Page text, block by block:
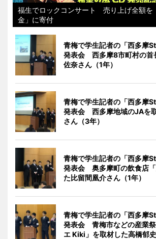
福生でロックコンサート 売り上げ全額を
金」に寄付
青梅で学生記者の「西多摩
発表会 西多摩8市町村の首
佐奈さん（1年）
青梅で学生記者の「西多摩
発表会 西多摩地域のJAを
さん（3年）
青梅で学生記者の「西多摩
発表会 奥多摩町の飲食店
た比留間凰介さん（1年）
青梅で学生記者の「西多摩
発表会 青梅市などの産業祭
エ Kiki」を取材した高橋郁史